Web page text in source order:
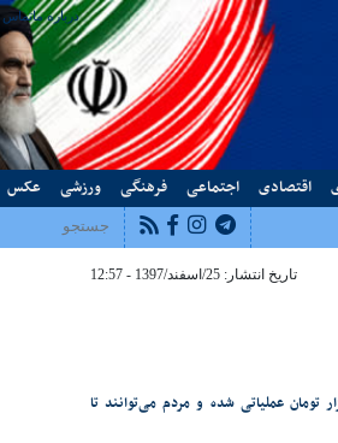
درباره ماتماس
اقتصادی اجتماعی فرهنگی ورزشی عکس
تاریخ انتشار: 25/اسفند/1397 - 12:57
بانک مرکزی، از امروز شنبه ۲۵ اسفندماه۹۷، افزایش سقف مجاز برداشت‌ از خودپردازها به ۵۰۰ هزار تومان عملیاتی شده و مردم می‌توانند تا